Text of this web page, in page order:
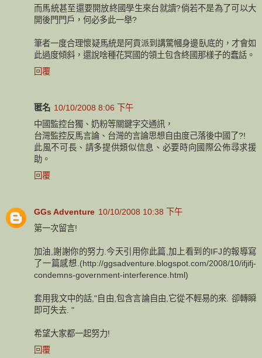
而馬統甚至還要開放終國學生來台就讀?倘若不是為了可以大
開後門門戶，何必多此一舉?
筆者一度合理懷疑馬統是阿貢派到講驚幗身邊臥底的，才會如
此過度傾斜，還說啥種花冥國的領土包含終國那樣子的蠢話。
回覆
匿名 10/10/2008 8:06 下午
中國監控台獨、奶粉等關鍵字交通訊，
台灣監控反馬言論、台灣的言論思想自由度己落後中國了?!
此風不可長、請多提供類似信息、必要時向國際公佈尋求援
助。
回覆
GGs Adventure 10/10/2008 10:38 下午
第一次留言!
加油,謝謝你的努力.今天引用你此篇,加上看到的IFJ的報導寫
了一篇感想.(http://ggsadventure.blogspot.com/2008/10/ifjifj-
condemns-government-interference.html)
套用我文中的話,"自由,包含言論自由,它從不輕易的來. 卻轉瞬
即可失去. "
希望大家都一起努力!
回覆